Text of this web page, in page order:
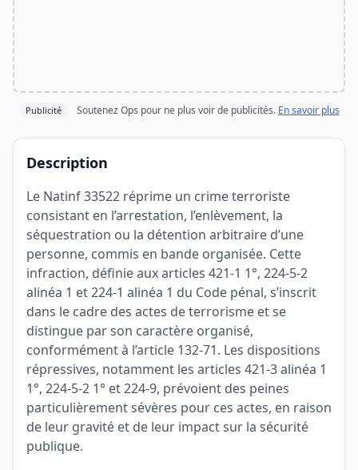
Publicité Soutenez Ops pour ne plus voir de publicités. En savoir plus
Description
Le Natinf 33522 réprime un crime terroriste
consistant en l’arrestation, l’enlèvement, la
séquestration ou la détention arbitraire d’une
personne, commis en bande organisée. Cette
infraction, définie aux articles 421-1 1°, 224-5-2
alinéa 1 et 224-1 alinéa 1 du Code pénal, s’inscrit
dans le cadre des actes de terrorisme et se
distingue par son caractère organisé,
conformément à l’article 132-71. Les dispositions
répressives, notamment les articles 421-3 alinéa 1
1°, 224-5-2 1° et 224-9, prévoient des peines
particulièrement sévères pour ces actes, en raison
de leur gravité et de leur impact sur la sécurité
publique.